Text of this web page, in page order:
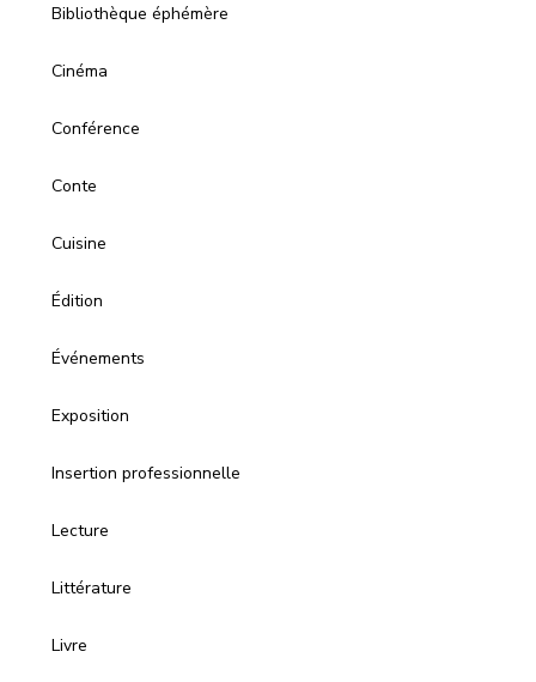
Bibliothèque éphémère
Cinéma
Conférence
Conte
Cuisine
Édition
Événements
Exposition
Insertion professionnelle
Lecture
Littérature
Livre